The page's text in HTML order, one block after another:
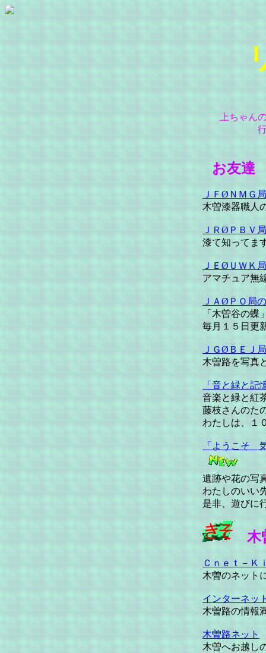
上ちゃん
お友達
ＪＦØＮＭＧ
木曽漆器職人
ＪＲØＰＢＶ
漆て知ってま
ＪＥØＵＷＫ
アマチュア無
ＪＡØＰＯ局
「木曽谷の蝶
毎月１５日更
ＪＧØＢＥＪ
木曽路を写真
「音と緑と記
音楽と緑と紅
藤枝さんのた
わたしは、１
「ようこそ
遺跡や花の写
わたしのいい
是非、遊びに
木
Ｃｎｅｔ－Ｋ
木曽のネット
インターネッ
木曽路の情報
木曽路ネット
木曽へお越し